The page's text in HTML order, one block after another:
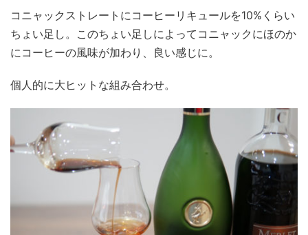
コニャックストレートにコーヒーリキュールを10%くらい
ちょい足し。このちょい足しによってコニャックにほのか
にコーヒーの風味が加わり、良い感じに。
個人的に大ヒットな組み合わせ。